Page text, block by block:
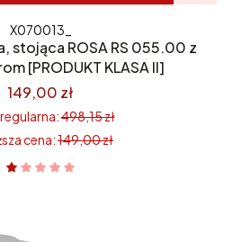
X070013_
stojąca ROSA RS 055.00 z
[PRODUKT KLASA II]
149,00 zł
498,15 zł
cena:149,00 zł